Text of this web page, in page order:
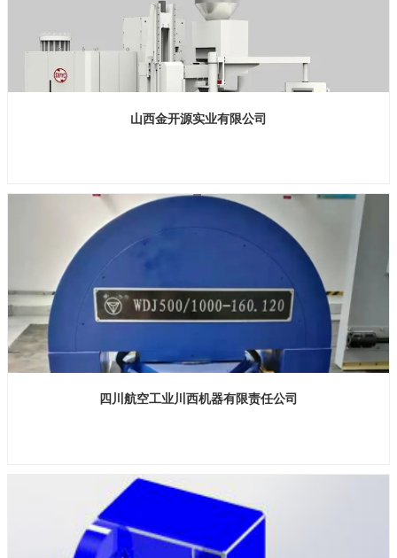
山西金开源实业有限公司
展位号：H2馆E339
四川航空工业川西机器有限责任公司